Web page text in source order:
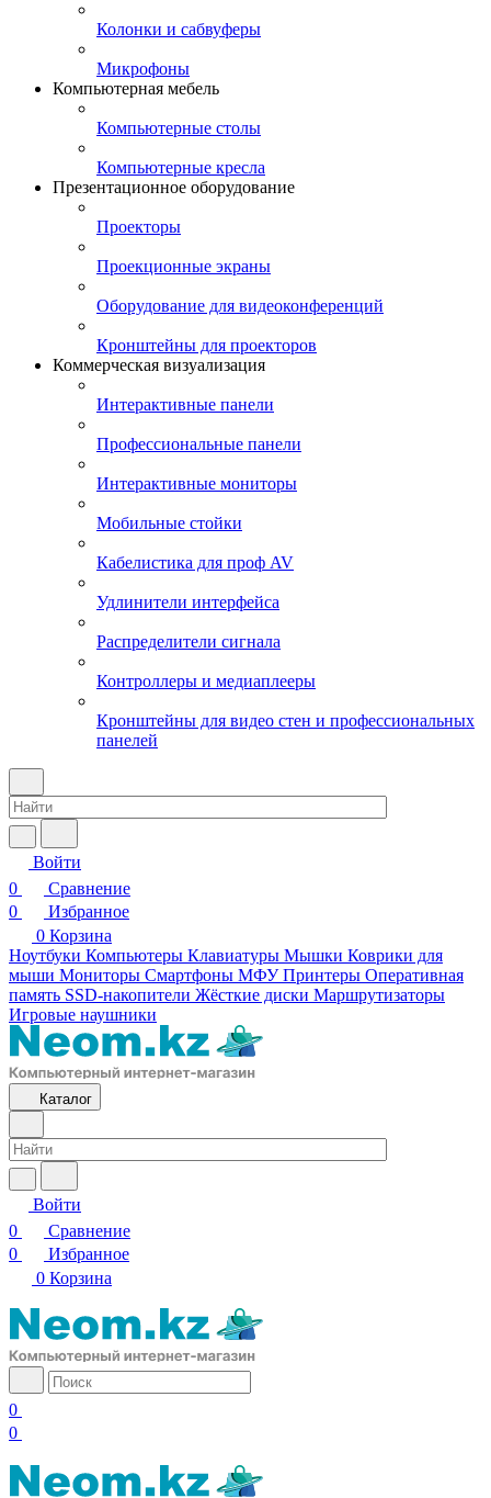
Колонки и сабвуферы
Микрофоны
Компьютерная мебель
Компьютерные столы
Компьютерные кресла
Презентационное оборудование
Проекторы
Проекционные экраны
Оборудование для видеоконференций
Кронштейны для проекторов
Коммерческая визуализация
Интерактивные панели
Профессиональные панели
Интерактивные мониторы
Мобильные стойки
Кабелистика для проф AV
Удлинители интерфейса
Распределители сигнала
Контроллеры и медиаплееры
Кронштейны для видео стен и профессиональных
панелей
Войти
0
Сравнение
0
Избранное
0 Корзина
Ноутбуки Компьютеры Клавиатуры Мышки Коврики для
мыши Мониторы Смартфоны МФУ Принтеры Оперативная
память SSD-накопители Жёсткие диски Маршрутизаторы
Игровые наушники
Каталог
Войти
0
Сравнение
0
Избранное
0 Корзина
0
0